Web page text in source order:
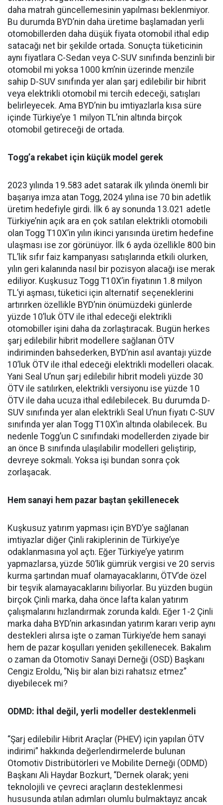
daha matrah güncellemesinin yapılması beklenmiyor.
Bu durumda BYD’nin daha üretime başlamadan yerli
otomobillerden daha düşük fiyata otomobil ithal edip
satacağı net bir şekilde ortada. Sonuçta tüketicinin
aynı fiyatlara C-Sedan veya C-SUV sınıfında benzinli bir
otomobil mi yoksa 1000 km’nin üzerinde menzile
sahip D-SUV sınıfında yer alan şarj edilebilir bir hibrit
veya elektrikli otomobil mi tercih edeceği, satışları
belirleyecek. Ama BYD’nin bu imtiyazlarla kısa süre
içinde Türkiye’ye 1 milyon TL’nin altında birçok
otomobil getireceği de ortada.
Togg’a rekabet için küçük model gerek
2023 yılında 19.583 adet satarak ilk yılında önemli bir
başarıya imza atan Togg, 2024 yılına ise 70 bin adetlik
üretim hedefiyle girdi. İlk 6 ay sonunda 13.021 adetle
Türkiye’nin açık ara en çok satılan elektrikli otomobili
olan Togg T10X’in yılın ikinci yarısında üretim hedefine
ulaşması ise zor görünüyor. İlk 6 ayda özellikle 800 bin
TL’lik sıfır faiz kampanyası satışlarında etkili olurken,
yılın geri kalanında nasıl bir pozisyon alacağı ise merak
ediliyor. Kuşkusuz Togg T10X’in fiyatının 1.8 milyon
TL’yi aşması, tüketici için alternatif seçeneklerini
artırırken özellikle BYD’nin önümüzdeki günlerde
yüzde 10’luk ÖTV ile ithal edeceği elektrikli
otomobiller işini daha da zorlaştıracak. Bugün herkes
şarj edilebilir hibrit modellere sağlanan ÖTV
indiriminden bahsederken, BYD’nin asıl avantajı yüzde
10’luk ÖTV ile ithal edeceği elektrikli modelleri olacak.
Yani Seal U’nun şarj edilebilir hibrit modeli yüzde 30
ÖTV ile satılırken, elektrikli versiyonu ise yüzde 10
ÖTV ile daha ucuza ithal edilebilecek. Bu durumda D-
SUV sınıfında yer alan elektrikli Seal U’nun fiyatı C-SUV
sınıfında yer alan Togg T10X’in altında olabilecek. Bu
nedenle Togg’un C sınıfındaki modellerden ziyade bir
an önce B sınıfında ulaşılabilir modelleri geliştirip,
devreye sokmalı. Yoksa işi bundan sonra çok
zorlaşacak.
Hem sanayi hem pazar baştan şekillenecek
Kuşkusuz yatırım yapması için BYD’ye sağlanan
imtiyazlar diğer Çinli rakiplerinin de Türkiye’ye
odaklanmasına yol açtı. Eğer Türkiye’ye yatırım
yapmazlarsa, yüzde 50’lik gümrük vergisi ve 20 servis
kurma şartından muaf olamayacaklarını, ÖTV’de özel
bir teşvik alamayacaklarını biliyorlar. Bu yüzden bugün
birçok Çinli marka, daha önce lafta kalan yatırım
çalışmalarını hızlandırmak zorunda kaldı. Eğer 1-2 Çinli
marka daha BYD’nin arkasından yatırım kararı verip aynı
destekleri alırsa işte o zaman Türkiye’de hem sanayi
hem de pazar koşulları yeniden şekillenecek. Bakalım
o zaman da Otomotiv Sanayi Derneği (OSD) Başkanı
Cengiz Eroldu, “Niş bir alan bizi rahatsız etmez”
diyebilecek mi?
ODMD: İthal değil, yerli modeller desteklenmeli
“Şarj edilebilir Hibrit Araçlar (PHEV) için yapılan ÖTV
indirimi” hakkında değerlendirmelerde bulunan
Otomotiv Distribütörleri ve Mobilite Derneği (ODMD)
Başkanı Ali Haydar Bozkurt, “Dernek olarak; yeni
teknolojili ve çevreci araçların desteklenmesi
hususunda atılan adımları olumlu bulmaktayız ancak